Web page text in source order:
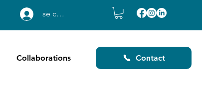
se connecter
Collaborations Contact